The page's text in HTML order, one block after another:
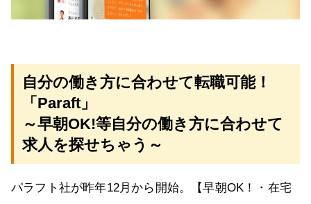
自分の働き方に合わせて転職可能！
「Paraft」
～早朝OK!等自分の働き方に合わせて
求人を探せちゃう～
パラフト社が昨年12月から開始。【早朝OK！・在宅